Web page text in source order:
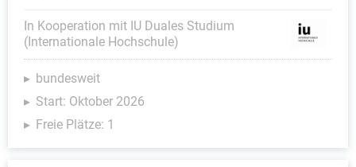
In Kooperation mit IU Duales Studium
(Internationale Hochschule)
bundesweit
Start: Oktober 2026
Freie Plätze: 1